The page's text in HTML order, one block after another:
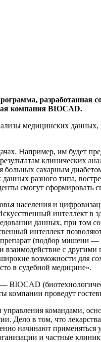
разработанная
компания BIOCAD.
медицинских
Например, им будет
клинических
больных сахарным
разного типа,
смогут сформировать
населения и
интеллект в
данных, при том
интеллект
(подбор мишени —
взаимодействие с
возможности для
в судебной медицине».
проведут
командами,
Дело в том, что
начинают применяться
и частные